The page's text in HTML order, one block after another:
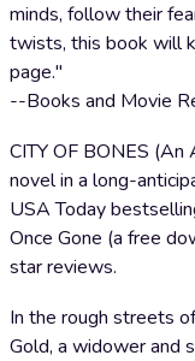
minds, follow their
twists, this book will
page."
--Books and Movie
CITY OF BONES
novel in a long-
USA Today
Once Gone (a free
star reviews.
In the rough streets
Gold, a widower and